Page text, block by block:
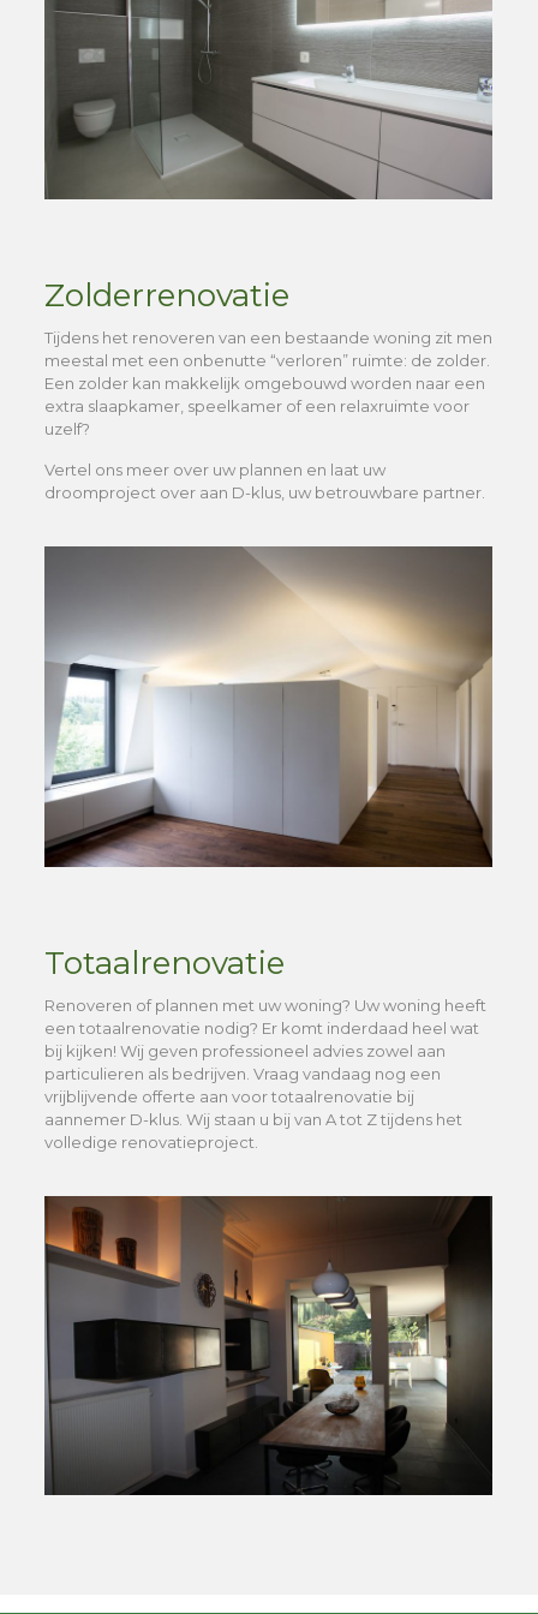
Zolderrenovatie
Tijdens het renoveren van een bestaande woning zit men
meestal met een onbenutte “verloren” ruimte: de zolder.
Een zolder kan makkelijk omgebouwd worden naar een
extra slaapkamer, speelkamer of een relaxruimte voor
uzelf?
Vertel ons meer over uw plannen en laat uw
droomproject over aan D-klus, uw betrouwbare partner.
Totaalrenovatie
Renoveren of plannen met uw woning? Uw woning heeft
een totaalrenovatie nodig? Er komt inderdaad heel wat
bij kijken! Wij geven professioneel advies zowel aan
particulieren als bedrijven. Vraag vandaag nog een
vrijblijvende offerte aan voor totaalrenovatie bij
aannemer D-klus. Wij staan u bij van A tot Z tijdens het
volledige renovatieproject.